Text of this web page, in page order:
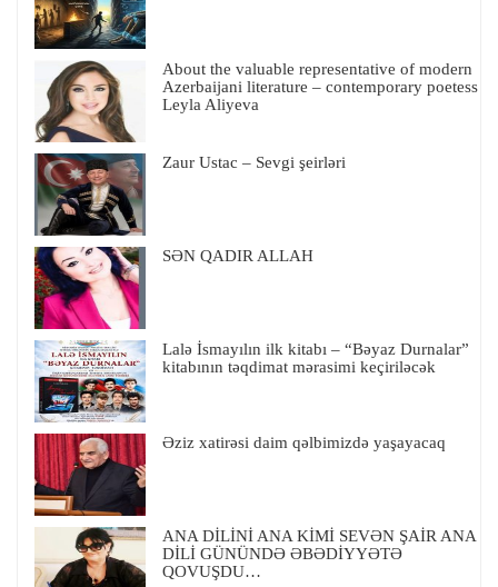
About the valuable representative of modern
Azerbaijani literature – contemporary poetess
Leyla Aliyeva
Zaur Ustac – Sevgi şeirləri
SƏN QADIR ALLAH
Lalə İsmayılın ilk kitabı – “Bəyaz Durnalar”
kitabının təqdimat mərasimi keçiriləcək
Əziz xatirəsi daim qəlbimizdə yaşayacaq
ANA DİLİNİ ANA KİMİ SEVƏN ŞAİR ANA
DİLİ GÜNÜNDƏ ƏBƏDİYYƏTƏ
QOVUŞDU…